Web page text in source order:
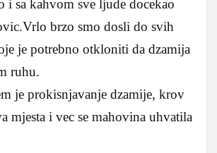
i sa kahvom sve ljude docekao
brzo smo dosli do svih
je potrebno otkloniti da dzamija
ruhu.
je prokisnjavanje dzamije, krov
mjesta i vec se mahovina uhvatila